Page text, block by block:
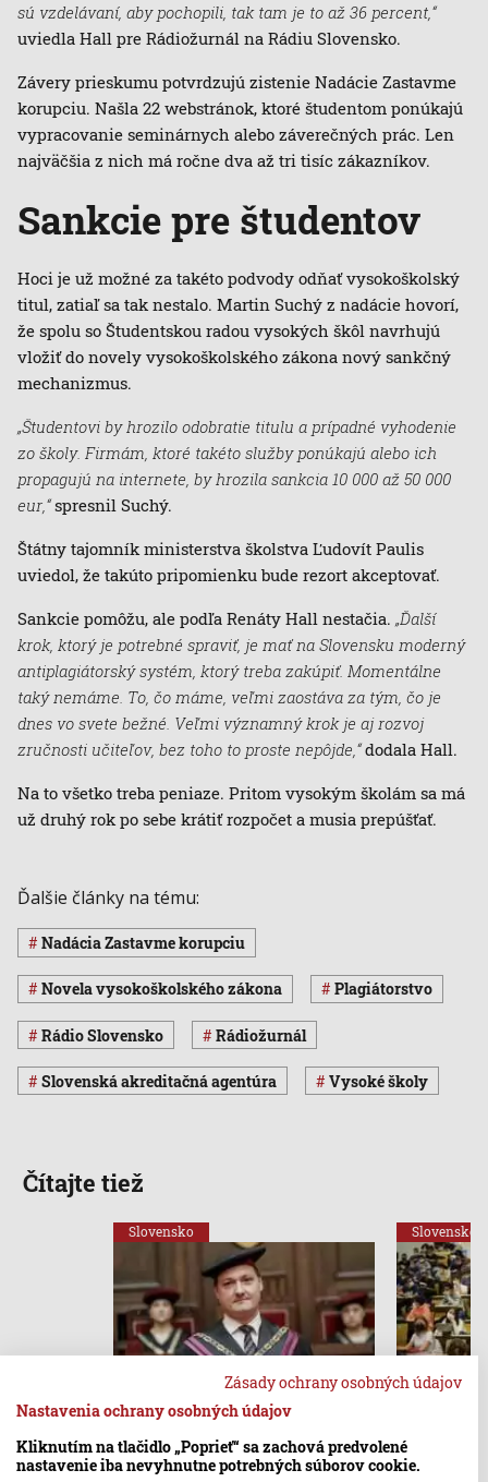
Zásady ochrany osobných údajov
Nastavenia ochrany osobných údajov
Kliknutím na tlačidlo „Poprieť“ sa zachová predvolené
nastavenie iba nevyhnutne potrebných súborov cookie.
sú vzdelávaní, aby pochopili, tak tam je to až 36 percent,“
uviedla Hall pre Rádiožurnál na Rádiu Slovensko.
Závery prieskumu potvrdzujú zistenie Nadácie Zastavme
korupciu. Našla 22 webstránok, ktoré študentom ponúkajú
vypracovanie seminárnych alebo záverečných prác. Len
najväčšia z nich má ročne dva až tri tisíc zákazníkov.
Sankcie pre študentov
Hoci je už možné za takéto podvody odňať vysokoškolský
titul, zatiaľ sa tak nestalo. Martin Suchý z nadácie hovorí,
že spolu so Študentskou radou vysokých škôl navrhujú
vložiť do novely vysokoškolského zákona nový sankčný
mechanizmus.
„Študentovi by hrozilo odobratie titulu a prípadné vyhodenie
zo školy. Firmám, ktoré takéto služby ponúkajú alebo ich
propagujú na internete, by hrozila sankcia 10 000 až 50 000
eur,“spresnil Suchý.
Štátny tajomník ministerstva školstva Ľudovít Paulis
uviedol, že takúto pripomienku bude rezort akceptovať.
Sankcie pomôžu, ale podľa Renáty Hall nestačia. „Ďalší
krok, ktorý je potrebné spraviť, je mať na Slovensku moderný
antiplagiátorský systém, ktorý treba zakúpiť. Momentálne
taký nemáme. To, čo máme, veľmi zaostáva za tým, čo je
dnes vo svete bežné. Veľmi významný krok je aj rozvoj
zručnosti učiteľov, bez toho to proste nepôjde,“dodala Hall.
Na to všetko treba peniaze. Pritom vysokým školám sa má
už druhý rok po sebe krátiť rozpočet a musia prepúšťať.
Ďalšie články na tému:
Nadácia Zastavme korupciu
novela vysokoškolského zákona plagiátorstvo
Rádio Slovensko Rádiožurnál
Slovenská akreditačná agentúra vysoké školy
Čítajte tiež
Slovensko
Rektori odmietli reformu
vysokých škôl
Slovensko
školy
zmeny